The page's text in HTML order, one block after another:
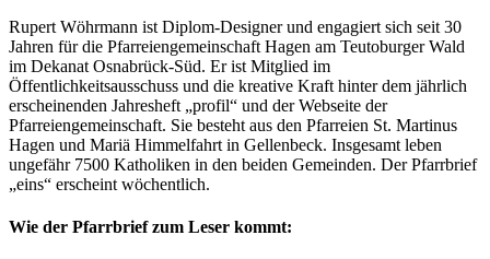
Rupert Wöhrmann ist Diplom-Designer und engagiert sich seit 30
Jahren für die Pfarreiengemeinschaft Hagen am Teutoburger Wald
im Dekanat Osnabrück-Süd. Er ist Mitglied im
Öffentlichkeitsausschuss und die kreative Kraft hinter dem jährlich
erscheinenden Jahresheft „profil“ und der Webseite der
Pfarreiengemeinschaft. Sie besteht aus den Pfarreien St. Martinus
Hagen und Mariä Himmelfahrt in Gellenbeck. Insgesamt leben
ungefähr 7500 Katholiken in den beiden Gemeinden. Der Pfarrbrief
„eins“ erscheint wöchentlich.
Wie der Pfarrbrief zum Leser kommt: